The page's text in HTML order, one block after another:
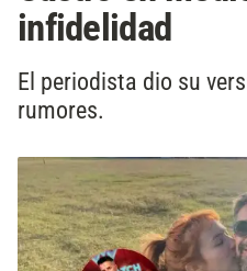
infidelidad
El periodista dio su
rumores.